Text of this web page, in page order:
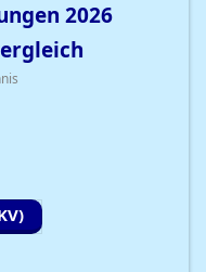
2026